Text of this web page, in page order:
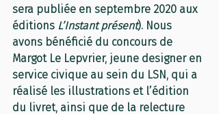
sera publiée en septembre 2020 aux
éditions L’Instant présent). Nous
avons bénéficié du concours de
Margot Le Lepvrier, jeune designer en
service civique au sein du LSN, qui a
réalisé les illustrations et l’édition
du livret, ainsi que de la relecture